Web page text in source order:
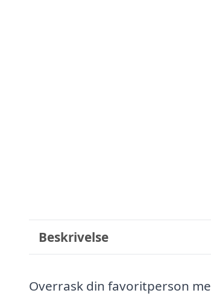
Beskrivelse
Overrask din favoritperson